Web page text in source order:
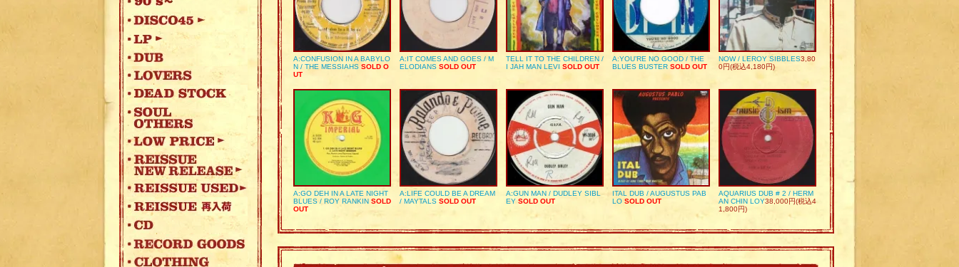
A:CONFUSION IN A BABYLO
N / THE MESSIAHS SOLD O
UT
A:IT COMES AND GOES / M
ELODIANS SOLD OUT
TELL IT TO THE CHILDREN /
I JAH MAN LEVI SOLD OUT
A:YOU’RE NO GOOD / THE
BLUES BUSTER SOLD OUT
NOW / LEROY SIBBLES3,80
0円(税込4,180円)
A:GO DEH IN A LATE NIGHT
BLUES / ROY RANKIN SOLD
OUT
A:LIFE COULD BE A DREAM
/ MAYTALS SOLD OUT
A:GUN MAN / DUDLEY SIBL
EY SOLD OUT
ITAL DUB / AUGUSTUS PAB
LO SOLD OUT
AQUARIUS DUB # 2 / HERM
AN CHIN LOY38,000円(税込4
1,800円)